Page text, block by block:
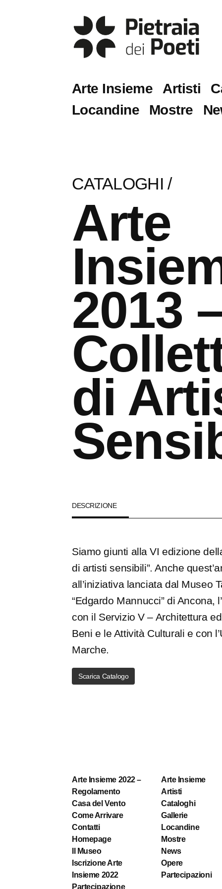
Arte Insieme Artisti
Locandine
Mostre
CATALOGHI /
Arte
2013
di
DESCRIZIONE
Siamo giunti alla VI edizione
di artisti sensibili”. Anche
all’iniziativa lanciata dal Museo
“Edgardo Mannucci” di Ancona,
con il Servizio V – Architettura
Beni e le Attività Culturali e con
Marche.
Scarica Catalogo
Arte Insieme 2022 –
Regolamento
Casa del Vento
Come Arrivare
Contatti
Homepage
Il Museo
Iscrizione Arte
Insieme 2022
Partecipazione
Arte Insieme
Artisti
Cataloghi
Gallerie
Locandine
Mostre
News
Opere
Partecipazioni